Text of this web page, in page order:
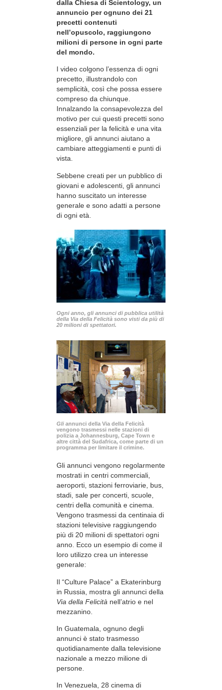
dalla Chiesa di Scientology, un
annuncio per ognuno dei 21
precetti contenuti
nell’opuscolo, raggiungono
milioni di persone in ogni parte
del mondo.
I video colgono l’essenza di ogni
precetto, illustrandolo con
semplicità, così che possa essere
compreso da chiunque.
Innalzando la consapevolezza del
motivo per cui questi precetti sono
essenziali per la felicità e una vita
migliore, gli annunci aiutano a
cambiare atteggiamenti e punti di
vista.
Sebbene creati per un pubblico di
giovani e adolescenti, gli annunci
hanno suscitato un interesse
generale e sono adatti a persone
di ogni età.
Ogni anno, gli annunci di pubblica utilità
della Via della Felicità sono visti da più di
20 milioni di spettatori.
Gli annunci della Via della Felicità
vengono trasmessi nelle stazioni di
polizia a Johannesburg, Cape Town e
altre città del Sudafrica, come parte di un
programma per limitare il crimine.
Gli annunci vengono regolarmente
mostrati in centri commerciali,
aeroporti, stazioni ferroviarie, bus,
stadi, sale per concerti, scuole,
centri della comunità e cinema.
Vengono trasmessi da centinaia di
stazioni televisive raggiungendo
più di 20 milioni di spettatori ogni
anno. Ecco un esempio di come il
loro utilizzo crea un interesse
generale:
Il “Culture Palace” a Ekaterinburg
in Russia, mostra gli annunci della
Via della Felicità nell’atrio e nel
mezzanino.
In Guatemala, ognuno degli
annunci è stato trasmesso
quotidianamente dalla televisione
nazionale a mezzo milione di
persone.
In Venezuela, 28 cinema di